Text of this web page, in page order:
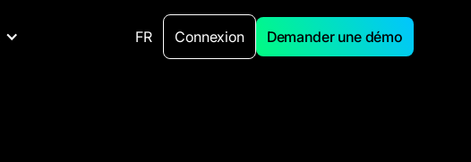
FR Connexion Demander une démo